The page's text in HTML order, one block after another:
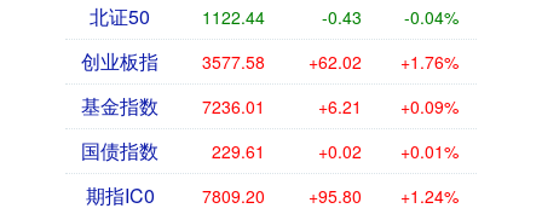
北证50 1122.44 -0.43 -0.04%
创业板指 3577.58 +62.02 +1.76%
基金指数 7236.01 +6.21 +0.09%
国债指数 229.61 +0.02 +0.01%
期指IC0 7809.20 +95.80 +1.24%